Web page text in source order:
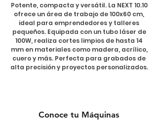
Potente, compacta y versátil. La NEXT 10.10
ofrece un área de trabajo de 100x60 cm,
ideal para emprendedores y talleres
pequeños. Equipada con un tubo láser de
100W, realiza cortes limpios de hasta 14
mm en materiales como madera, acrílico,
cuero y más. Perfecta para grabados de
alta precisión y proyectos personalizados.
Conoce tu Máquinas